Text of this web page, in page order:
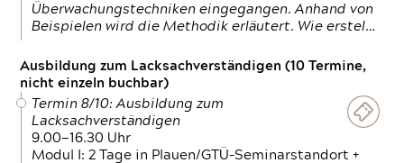
Überwachungstechniken eingegangen. Anhand von
Beispielen wird die Methodik erläutert. Wie erstel…
Ausbildung zum Lacksachverständigen (10 Termine,
nicht einzeln buchbar)
Termin 8/10: Ausbildung zum
Lacksachverständigen
9.00—16.30 Uhr
Modul I: 2 Tage in Plauen/GTÜ-Seminarstandort +